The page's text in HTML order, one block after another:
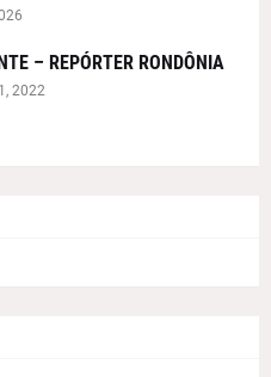
– REPÓRTER RONDÔNIA
2022